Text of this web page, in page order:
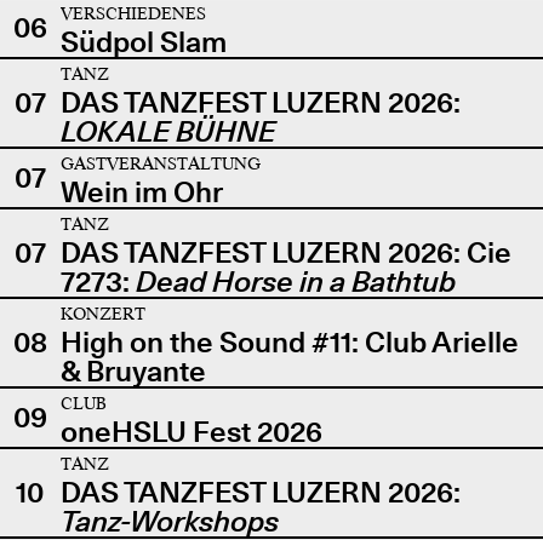
06
VERSCHIEDENES
Südpol Slam
07
TANZ
DAS TANZFEST LUZERN 2026:
LOKALE BÜHNE
07
GASTVERANSTALTUNG
Wein im Ohr
07
TANZ
DAS TANZFEST LUZERN 2026: Cie
7273: Dead Horse in a Bathtub
08
KONZERT
High on the Sound #11: Club Arielle
& Bruyante
09
CLUB
oneHSLU Fest 2026
10
TANZ
DAS TANZFEST LUZERN 2026:
Tanz-Workshops